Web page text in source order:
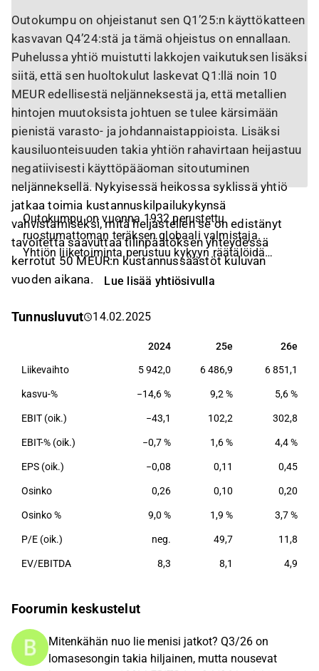
Outokumpu on ohjeistanut sen Q1’25:n käyttökatteen
kasvavan Q4’24:stä ja tämä ohjeistus on ennallaan.
Puhelussa yhtiö muistutti lakkojen vaikutuksen lisäksi
siitä, että sen huoltokulut laskevat Q1:llä noin 10
MEUR edellisestä neljänneksestä ja, että metallien
hintojen muutoksista johtuen se tulee kärsimään
pienistä varasto- ja johdannaistappioista. Lisäksi
kausiluonteisuuden takia yhtiön rahavirtaan heijastuu
negatiivisesti käyttöpääoman sitoutuminen
neljänneksellä. Nykyisessä heikossa syklissä yhtiö
jatkaa toimia kustannuskilpailukykynsä
vahvistamiseksi, mitä heijastellen se on edistänyt
tavoitetta saavuttaa tilinpäätöksen yhteydessä
kerrotut 50 MEUR:n kustannussäästöt kuluvan
vuoden aikana.
Outokumpu on vuonna 1932 perustettu
ruostumattoman teräksen globaali valmistaja.
Yhtiön liiketoiminta perustuu kykyyn räätälöidä
ruostumatonta terästä lähes mihin tahansa muotoon
ja käyttötarkoitukseen. Yhteiskunnan
yhtiön asiakkaat valmistavat ruostumattomasta
ammattilaista yli useassa kymmenessä maassa.
Konsernin pääkonttori sijaitsee Helsingissä.
Lue lisää yhtiösivulla
Tunnusluvut 14.02.2025
2024 25e 26e
2024 25e 26e
Liikevaihto 5 942,0 6 486,9 6 851,1
kasvu-% −14,6 % 9,2 % 5,6 %
EBIT (oik.) −43,1 102,2 302,8
EBIT-% (oik.) −0,7 % 1,6 % 4,4 %
EPS (oik.) −0,08 0,11 0,45
Osinko 0,26 0,10 0,20
Osinko % 9,0 % 1,9 % 3,7 %
P/E (oik.) neg. 49,7 11,8
EV/EBITDA 8,3 8,1 4,9
Foorumin keskustelut
Mitenkähän nuo lie menisi jatkot? Q3/26 on
lomasesongin takia hiljainen, mutta nousevat